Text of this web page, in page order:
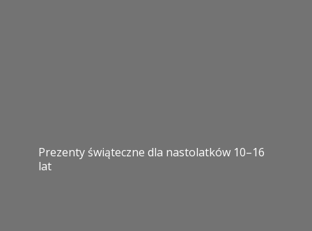
Prezenty świąteczne dla nastolatków 10–16
lat